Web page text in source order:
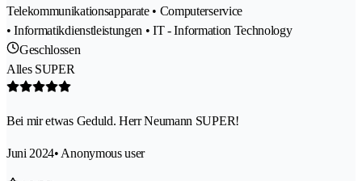
Telekommunikationsapparate • Computerservice
• Informatikdienstleistungen • IT - Information Technology
Geschlossen
Alles SUPER
Bei mir etwas Geduld. Herr Neumann SUPER!
Juni 2024• Anonymous user